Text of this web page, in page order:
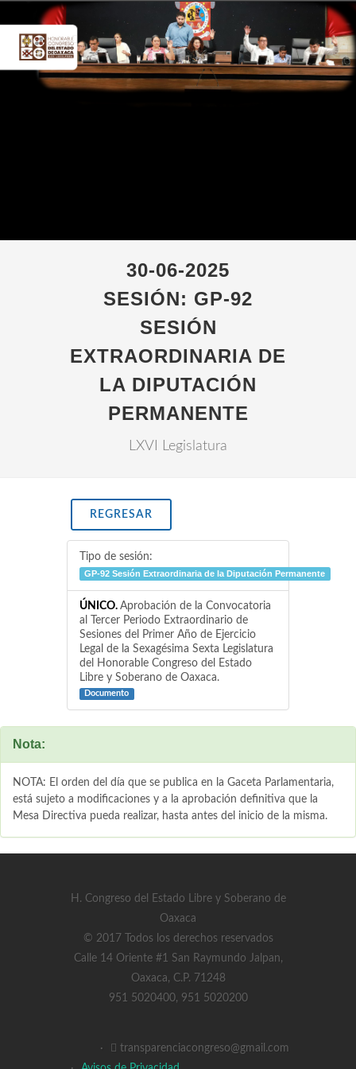
30-06-2025
SESIÓN: GP-92
SESIÓN
EXTRAORDINARIA DE
LA DIPUTACIÓN
PERMANENTE
LXVI Legislatura
REGRESAR
Tipo de sesión:
GP-92 Sesión Extraordinaria de la Diputación Permanente
ÚNICO. Aprobación de la Convocatoria
al Tercer Periodo Extraordinario de
Sesiones del Primer Año de Ejercicio
Legal de la Sexagésima Sexta Legislatura
del Honorable Congreso del Estado
Libre y Soberano de Oaxaca.
Documento
Nota:
NOTA: El orden del día que se publica en la Gaceta Parlamentaria,
está sujeto a modificaciones y a la aprobación definitiva que la
Mesa Directiva pueda realizar, hasta antes del inicio de la misma.
H. Congreso del Estado Libre y Soberano de
Oaxaca
© 2017 Todos los derechos reservados
Calle 14 Oriente #1 San Raymundo Jalpan,
Oaxaca, C.P. 71248
951 5020400, 951 5020200
·
transparenciacongreso@gmail.com